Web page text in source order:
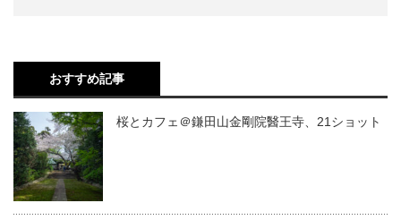
おすすめ記事
桜とカフェ＠鎌田山金剛院醫王寺、21ショット